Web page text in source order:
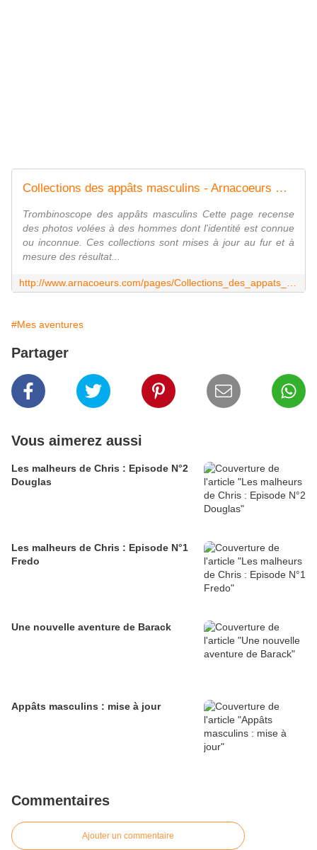
Collections des appâts masculins - Arnacoeurs Côte d'Ivoire ©
Trombinoscope des appâts masculins Cette page recense
des photos volées à des hommes dont l'identité est connue
ou inconnue. Ces collections sont mises à jour au fur et à
mesure des résultat...
#Mes aventures
Partager
Vous aimerez aussi
Les malheurs de Chris : Episode N°2
Douglas
Les malheurs de Chris : Episode N°1
Fredo
Une nouvelle aventure de Barack
Appâts masculins : mise à jour
Commentaires
Ajouter un commentaire